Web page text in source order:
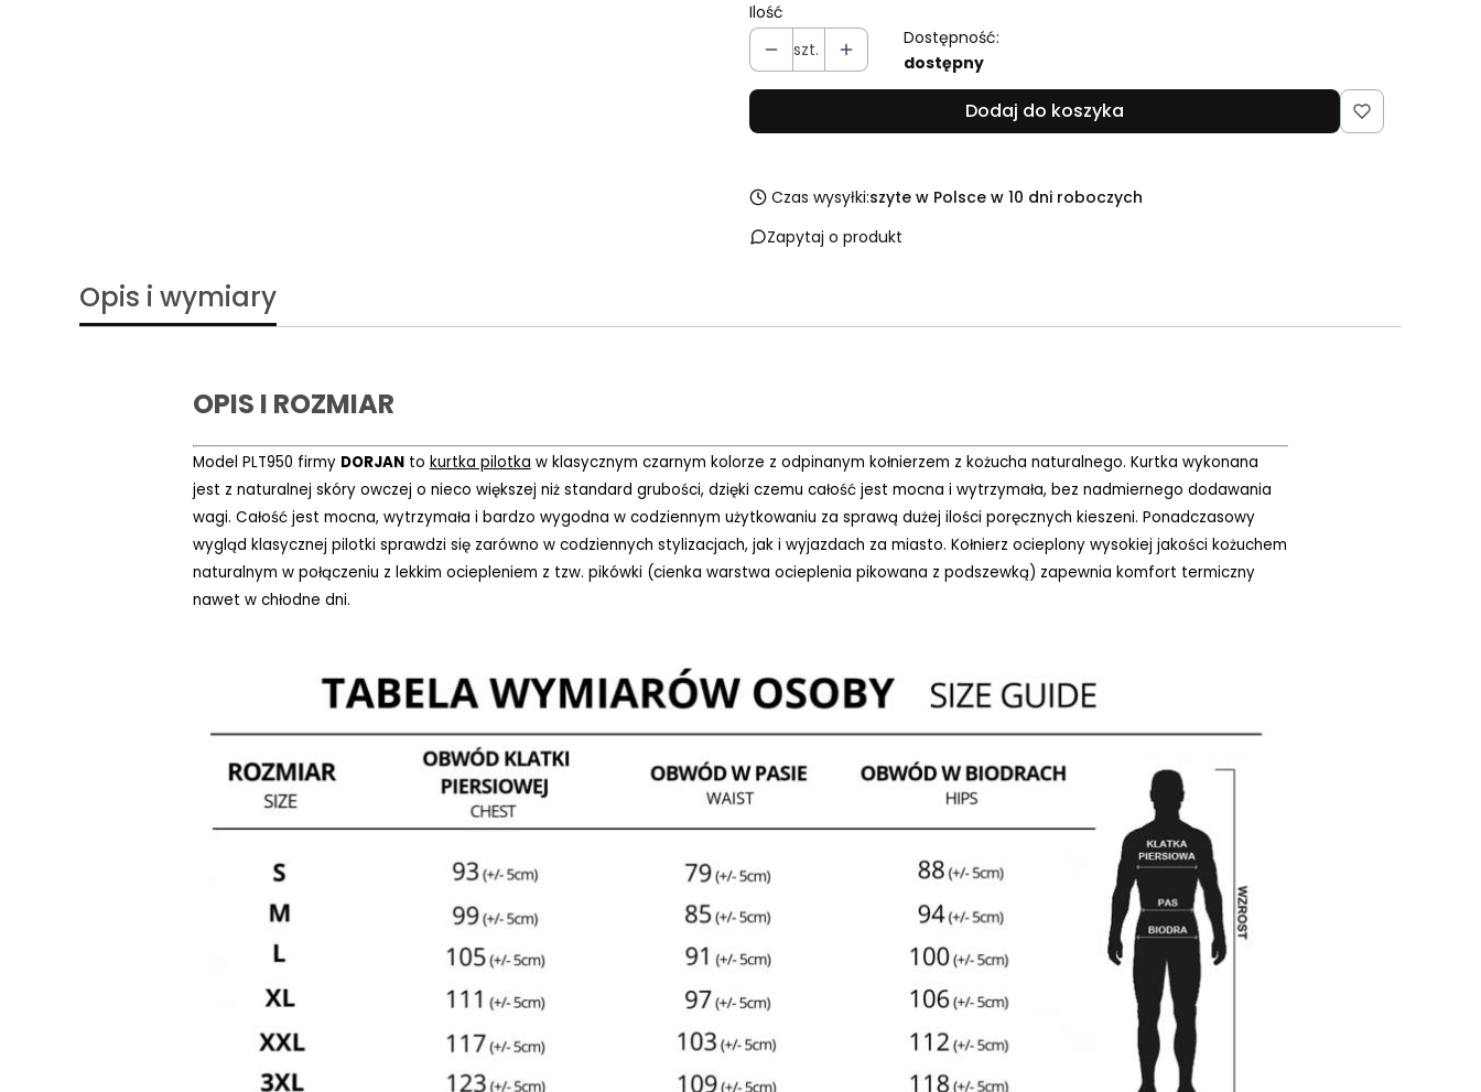
Ilość
szt.
Dostępność:
dostępny
Dodaj do koszyka
Czas wysyłki:szyte w Polsce w 10 dni roboczych
Zapytaj o produkt
Opis i wymiary
OPIS I ROZMIAR
Model PLT950 firmy DORJANto kurtka pilotka w klasycznym czarnym kolorze z odpinanym kołnierzem z kożucha naturalnego. Kurtka wykonana
jest z naturalnej skóry owczej o nieco większej niż standard grubości, dzięki czemu całość jest mocna i wytrzymała, bez nadmiernego dodawania
wagi. Całość jest mocna, wytrzymała i bardzo wygodna w codziennym użytkowaniu za sprawą dużej ilości poręcznych kieszeni. Ponadczasowy
wygląd klasycznej pilotki sprawdzi się zarówno w codziennych stylizacjach, jak i wyjazdach za miasto. Kołnierz ocieplony wysokiej jakości kożuchem
naturalnym w połączeniu z lekkim ociepleniem z tzw. pikówki (cienka warstwa ocieplenia pikowana z podszewką) zapewnia komfort termiczny
nawet w chłodne dni.